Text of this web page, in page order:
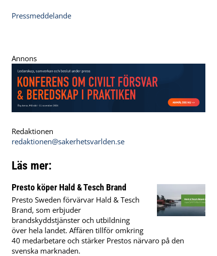
Pressmeddelande
Annons
Redaktionen
redaktionen@sakerhetsvarlden.se
Läs mer:
Presto köper Hald & Tesch Brand
Presto Sweden förvärvar Hald & Tesch
Brand, som erbjuder
brandskyddstjänster och utbildning
över hela landet. Affären tillför omkring
40 medarbetare och stärker Prestos närvaro på den
svenska marknaden.